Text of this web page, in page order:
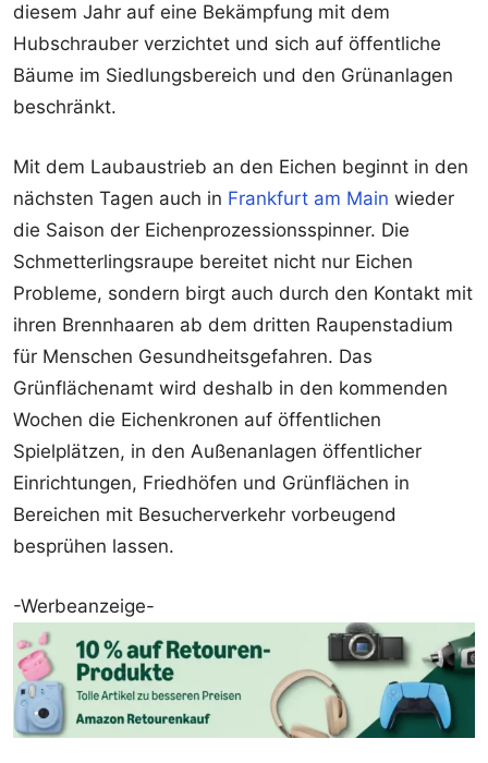
diesem Jahr auf eine Bekämpfung mit dem
Hubschrauber verzichtet und sich auf öffentliche
Bäume im Siedlungsbereich und den Grünanlagen
beschränkt.
Mit dem Laubaustrieb an den Eichen beginnt in den
nächsten Tagen auch in Frankfurt am Main wieder
die Saison der Eichenprozessionsspinner. Die
Schmetterlingsraupe bereitet nicht nur Eichen
Probleme, sondern birgt auch durch den Kontakt mit
ihren Brennhaaren ab dem dritten Raupenstadium
für Menschen Gesundheitsgefahren. Das
Grünflächenamt wird deshalb in den kommenden
Wochen die Eichenkronen auf öffentlichen
Spielplätzen, in den Außenanlagen öffentlicher
Einrichtungen, Friedhöfen und Grünflächen in
Bereichen mit Besucherverkehr vorbeugend
besprühen lassen.
-Werbeanzeige-